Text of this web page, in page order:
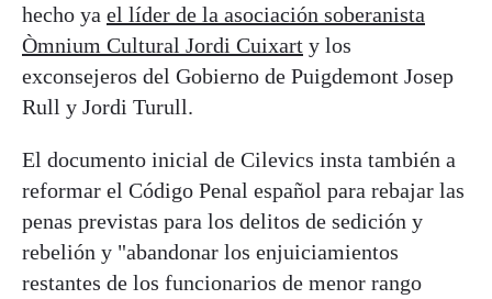
hecho ya el líder de la asociación soberanista
Òmnium Cultural Jordi Cuixart y los
exconsejeros del Gobierno de Puigdemont Josep
Rull y Jordi Turull.
El documento inicial de Cilevics insta también a
reformar el Código Penal español para rebajar las
penas previstas para los delitos de sedición y
rebelión y "abandonar los enjuiciamientos
restantes de los funcionarios de menor rango